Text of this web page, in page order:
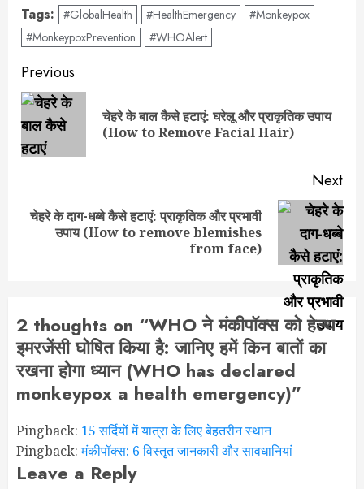
Tags: #GlobalHealth #HealthEmergency
#Monkeypox
#MonkeypoxPrevention
#WHOAlert
Post
navigation
Previous
चेहरे के बाल कैसे हटाएं: घरेलू और प्राकृतिक उपाय
(How to Remove Facial Hair)
Next
Next
चेहरे के दाग-धब्बे कैसे हटाएं: प्राकृतिक और प्रभावी
उपाय (How to remove blemishes
from face)
2 thoughts on “WHO ने मंकीपॉक्स को हेल्थ
इमरजेंसी घोषित किया है: जानिए हमें किन बातों का
रखना होगा ध्यान (WHO has declared
monkeypox a health emergency)”
Pingback: 15 सर्दियों में यात्रा के लिए बेहतरीन स्थान
Pingback:मंकीपॉक्स: 6 विस्तृत जानकारी और सावधानियां
Leave a Reply